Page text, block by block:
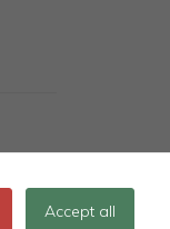
Accept all